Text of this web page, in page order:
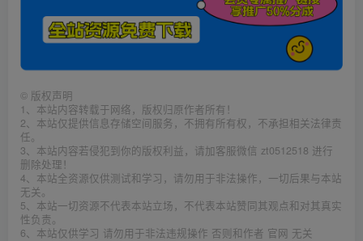
© 版权声明
1、本站内容转载于网络，版权归原作者所有！
2、本站仅提供信息存储空间服务，不拥有所有权，不承担相关法律责
任。
3、本站内容若侵犯到你的版权利益，请加客服微信 zt0512518 进行
删除处理！
4、本站全资源仅供测试和学习，请勿用于非法操作，一切后果与本站
无关。
5、本站一切资源不代表本站立场，不代表本站赞同其观点和对其真实
性负责。
6、本站仅供学习 请勿用于非法违规操作 否则和作者 官网 无关